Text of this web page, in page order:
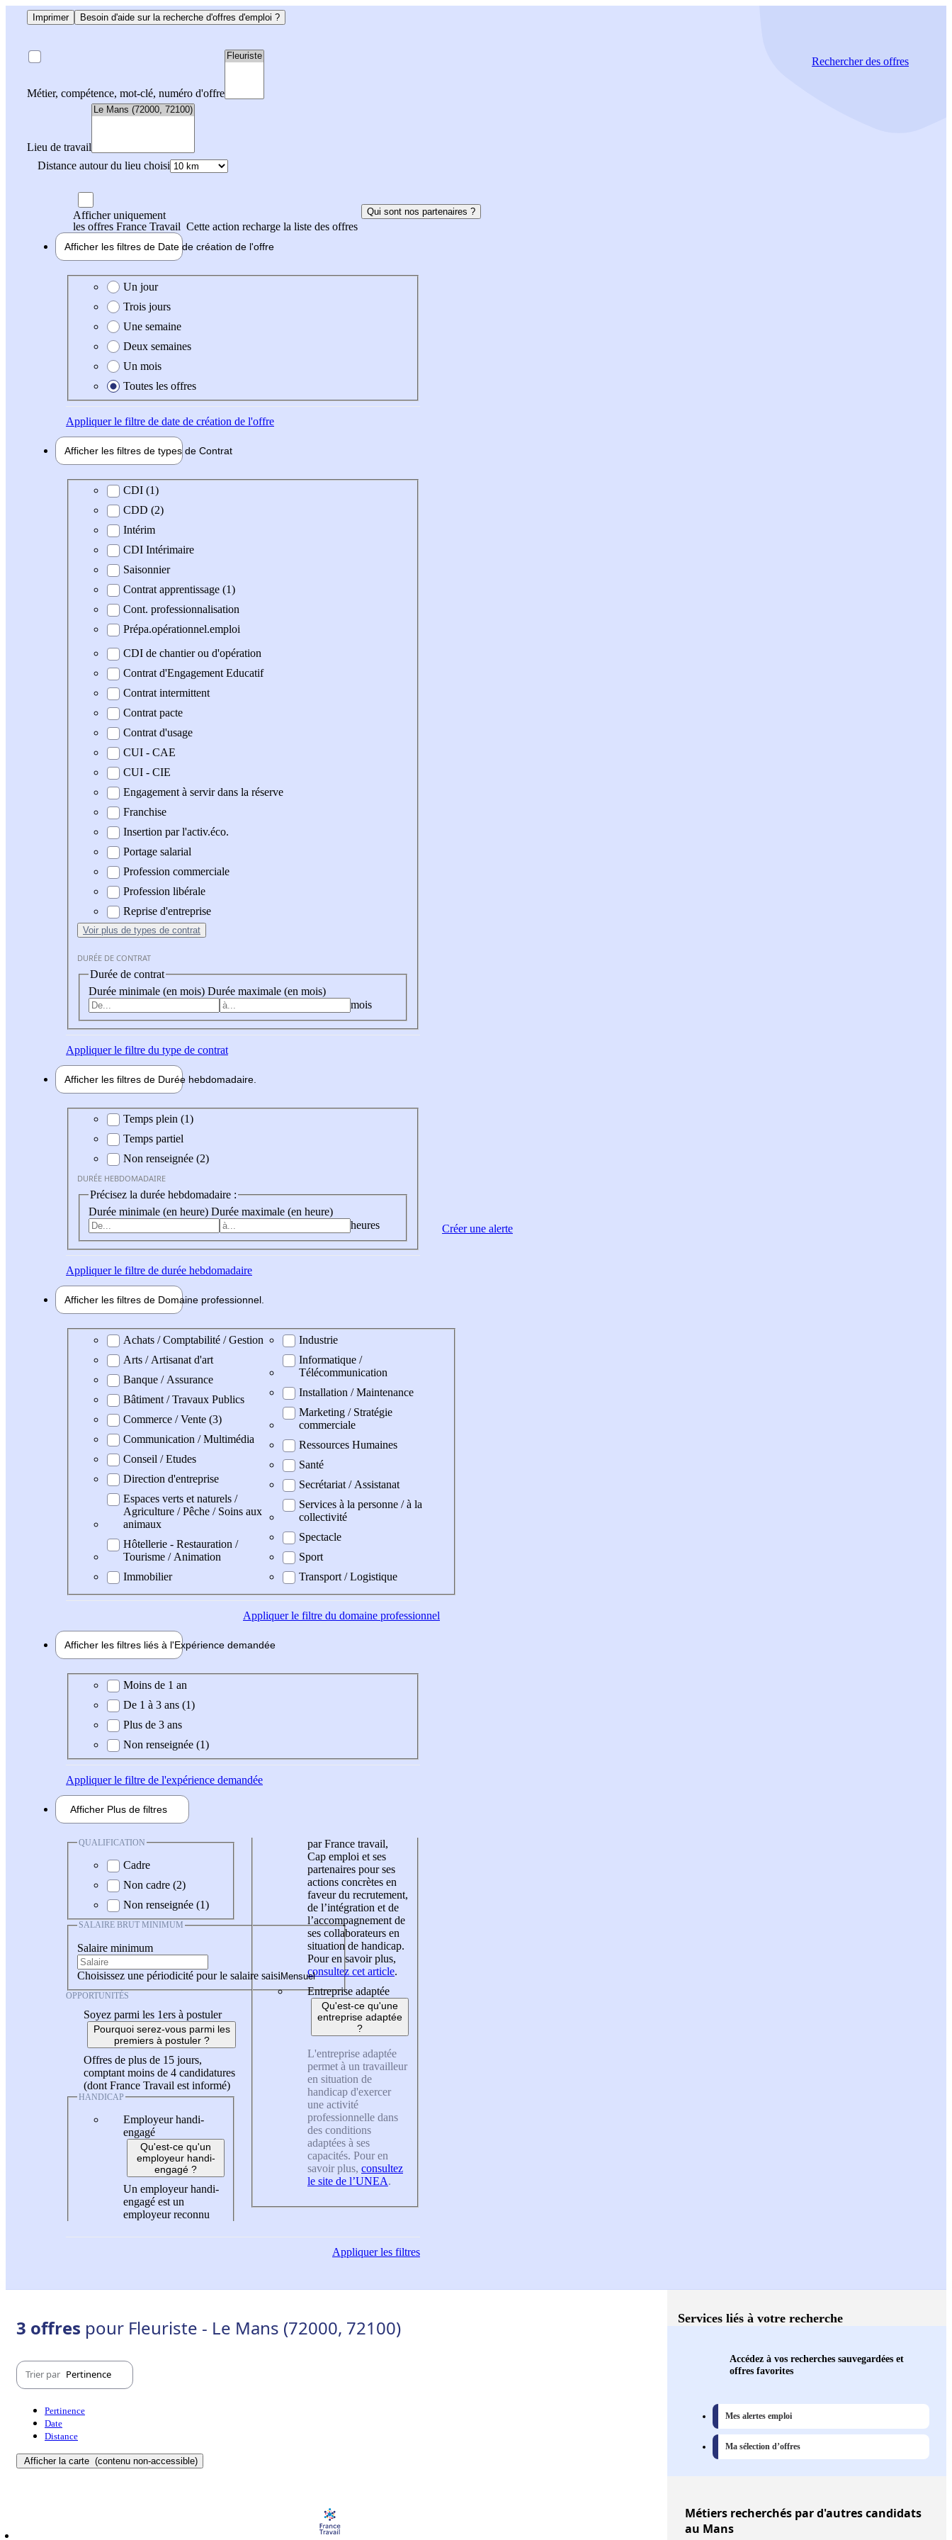
Imprimer Besoin d'aide sur la recherche d'offres d'emploi ?
Métier, compétence, mot-clé, numéro d'offre
Lieu de travail
Distance autour du lieu choisi
Rechercherdes offres
Afficher uniquement
les offres France Travail Cette action recharge la liste des offres
Qui sont nos partenaires ?
Afficher les filtres de Date de création de l'offre
Date de création de l'offre
Un jour
Trois jours
Une semaine
Deux semaines
Un mois
Toutes les offres
Appliquerle filtre de date de création de l'offre
Afficher les filtres de types de Contrat
Type de contrat
CDI (1)
CDD (2)
Intérim
CDI Intérimaire
Saisonnier
Contrat apprentissage (1)
Cont. professionnalisation
Prépa.opérationnel.emploi
CDI de chantier ou d'opération
Contrat d'Engagement Educatif
Contrat intermittent
Contrat pacte
Contrat d'usage
CUI - CAE
CUI - CIE
Engagement à servir dans la réserve
Franchise
Insertion par l'activ.éco.
Portage salarial
Profession commerciale
Profession libérale
Reprise d'entreprise
Voir plus de types de contrat
DURÉE DE CONTRAT
Durée de contrat
Durée minimale (en mois) Durée maximale (en mois)
mois
Appliquerle filtre du type de contrat
Afficher les filtres de Durée hebdomadaire
Durée hebdomadaire
Temps plein (1)
Temps partiel
Non renseignée (2)
DURÉE HEBDOMADAIRE
Précisez la durée hebdomadaire :
Durée minimale (en heure) Durée maximale (en heure)
heures
Appliquerle filtre de durée hebdomadaire
Afficher les filtres de Domaine professionnel
Domaine professionel
Achats / Comptabilité / Gestion
Arts / Artisanat d'art
Banque / Assurance
Bâtiment / Travaux Publics
Commerce / Vente (3)
Communication / Multimédia
Conseil / Etudes
Direction d'entreprise
Espaces verts et naturels /
Agriculture / Pêche / Soins aux
animaux
Hôtellerie - Restauration /
Tourisme / Animation
Immobilier
Industrie
Informatique /
Télécommunication
Installation / Maintenance
Marketing / Stratégie
commerciale
Ressources Humaines
Santé
Secrétariat / Assistanat
Services à la personne / à la
collectivité
Spectacle
Sport
Transport / Logistique
Appliquerle filtre du domaine professionnel
Afficher les filtres liés à l'Expérience demandée
Expérience demandée
Moins de 1 an
De 1 à 3 ans (1)
Plus de 3 ans
Non renseignée (1)
Appliquerle filtre de l'expérience demandée
Afficher Plus de filtres
QUALIFICATION
Cadre
Non cadre (2)
Non renseignée (1)
SALAIRE BRUT MINIMUM
Salaire minimum
Choisissez une périodicité pour le salaire saisi
OPPORTUNITÉS
Soyez parmi les 1ers à postuler
Pourquoi serez-vous parmi les
premiers à postuler ?
Offres de plus de 15 jours,
comptant moins de 4 candidatures
(dont France Travail est informé)
HANDICAP
Employeur handi-
engagé
Qu'est-ce qu'un
employeur handi-
engagé ?
Un employeur handi-
engagé est un
employeur reconnu
par France travail,
Cap emploi et ses
partenaires pour ses
actions concrètes en
faveur du recrutement,
de l’intégration et de
l’accompagnement de
ses collaborateurs en
situation de handicap.
Pour en savoir plus,
consultez cet article.
Entreprise adaptée
Qu'est-ce qu'une
entreprise adaptée
?
L'entreprise adaptée
permet à un travailleur
en situation de
handicap d'exercer
une activité
professionnelle dans
des conditions
adaptées à ses
capacités. Pour en
savoir plus, consultez
le site de l’UNEA.
Appliquerles filtres
Créer une alerte
3 offres pour Fleuriste - Le Mans (72000, 72100)
Trier par Pertinence
Pertinence
Date
Distance
Afficher la carte (contenu non-accessible)
Services liés à votre recherche
Accédez à vos recherches sauvegardées et
offres favorites
Mes alertes emploi
Ma sélection d’offres
Métiers recherchés par d'autres candidats
au Mans